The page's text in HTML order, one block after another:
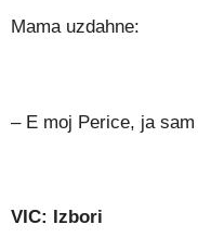
Mama uzdahne:
– E moj Perice, ja
VIC: Izbori